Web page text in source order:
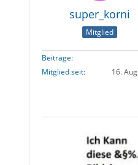
super_korni
Mitglied
Beiträge
Mitglied seit
16.